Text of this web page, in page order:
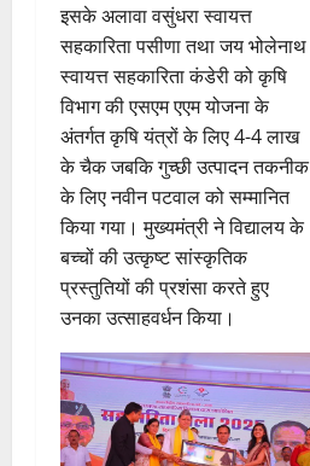
इसके अलावा वसुंधरा स्वायत्त
सहकारिता पसीणा तथा जय भोलेनाथ
स्वायत्त सहकारिता कंडेरी को कृषि
विभाग की एसएम एएम योजना के
अंतर्गत कृषि यंत्रों के लिए 4-4 लाख
के चैक जबकि गुच्छी उत्पादन तकनीक
के लिए नवीन पटवाल को सम्मानित
किया गया। मुख्यमंत्री ने विद्यालय के
बच्चों की उत्कृष्ट सांस्कृतिक
प्रस्तुतियों की प्रशंसा करते हुए
उनका उत्साहवर्धन किया।